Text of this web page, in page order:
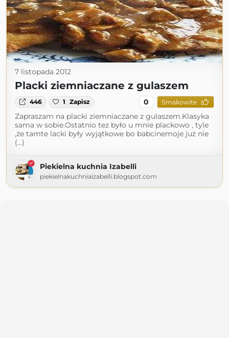
7 listopada 2012
Placki ziemniaczane z gulaszem
446 1 Zapisz 0 Smakowite
Zapraszam na placki ziemniaczane z gulaszem.Klasyka
sama w sobie.Ostatnio tez było u mnie plackowo , tyle
,że tamte lacki były wyjątkowe bo babcinemoje już nie
(...)
Piekielna kuchnia Izabelli
piekielnakuchniaizabelli.blogspot.com